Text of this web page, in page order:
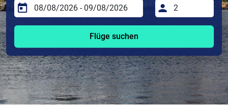
Flüge suchen